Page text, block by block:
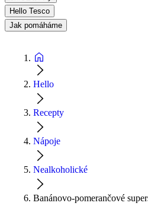
Hello Tesco
Jak pomáháme
Hello
Recepty
Nápoje
Nealkoholické
Banánovo-pomerančové